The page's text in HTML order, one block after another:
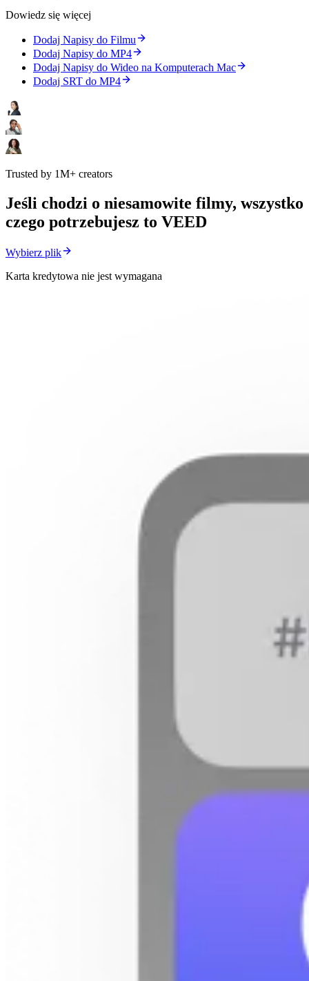
Dowiedz się więcej
Dodaj Napisy do Filmu
Dodaj Napisy do MP4
Dodaj Napisy do Wideo na Komputerach Mac
Dodaj SRT do MP4
Trusted by 1M+ creators
Jeśli chodzi o niesamowite filmy, wszystko
czego potrzebujesz to VEED
Wybierz plik
Karta kredytowa nie jest wymagana